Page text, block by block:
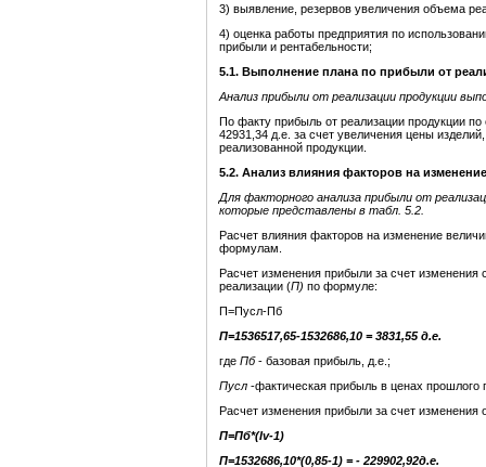
3) выявление, резервов увеличения объема
4) оценка работы предприятия по
прибыли и рентабельности;
5.1. Выполнение плана по прибыли от
Анализ прибыли от реализации продукции
По факту прибыль от реализации продукции
42931,34 д.е. за счет увеличения цены
реализованной продукции.
5.2. Анализ влияния факторов на
Для факторного анализа прибыли от
которые представлены в табл. 5.2.
Расчет влияния факторов на изменение
формулам.
Расчет изменения прибыли за счет изменения
реализации (П) по формуле:
П=Пусл-Пб
П=1536517,65-1532686,10 = 3831,55 д.е.
где Пб- базовая прибыль, д.е.;
Пусл -фактическая прибыль в ценах прошлого
Расчет изменения прибыли за счет изменения
П=Пб*(Iv-1)
П=1532686,10*(0,85-1) = - 229902,92д.е.